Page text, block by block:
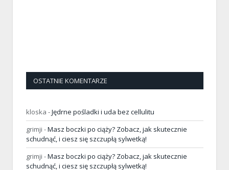
OSTATNIE KOMENTARZE
kloska -Jędrne pośladki i uda bez cellulitu
grimji -Masz boczki po ciąży? Zobacz, jak skutecznie
schudnąć, i ciesz się szczupłą sylwetką!
grimji -Masz boczki po ciąży? Zobacz, jak skutecznie
schudnąć, i ciesz się szczupłą sylwetką!